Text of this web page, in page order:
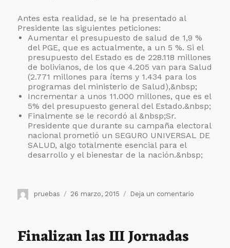
Antes esta realidad, se le ha presentado al
Presidente las siguientes peticiones:
Aumentar el presupuesto de salud de 1,9 %
del PGE, que es actualmente, a un 5 %. Si el
presupuesto del Estado es de 228.118 millones
de bolivianos, de los que 4.205 van para Salud
(2.771 millones para ítems y 1.434 para los
programas del ministerio de Salud),&nbsp;
Incrementar a unos 11.000 millones, que es el
5% del presupuesto general del Estado.&nbsp;
Finalmente se le recordó al &nbsp;Sr.
Presidente que durante su campaña electoral
nacional prometió un SEGURO UNIVERSAL DE
SALUD, algo totalmente esencial para el
desarrollo y el bienestar de la nación.&nbsp;
Autor
pruebas
Publicado
26 marzo, 2015 Deja un comentario
Finalizan las III Jornadas